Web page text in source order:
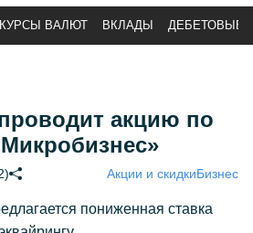
КУРСЫ ВАЛЮТ ВКЛАДЫ ДЕБЕТОВЫЕ
акцию по
Акции и скидкиБизнес
пониженная ставка